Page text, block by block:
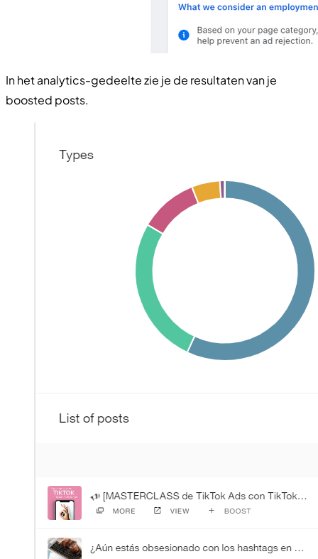
In het analytics-gedeelte zie je de resultaten van je
boosted posts.